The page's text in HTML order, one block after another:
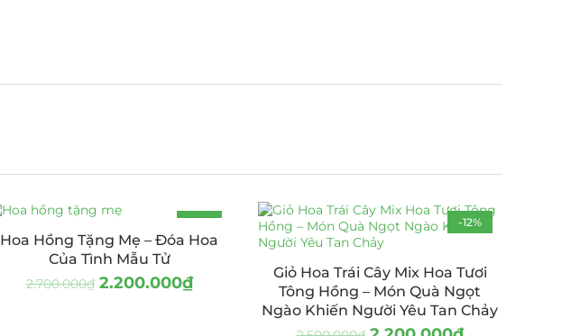
-19%
HOT
Hoa Hồng Tặng Mẹ – Đóa Hoa
Của Tình Mẫu Tử
2.700.000₫ 2.200.000₫
-12%
Giỏ Hoa Trái Cây Mix Hoa Tươi
Tông Hồng – Món Quà Ngọt
Ngào Khiến Người Yêu Tan Chảy